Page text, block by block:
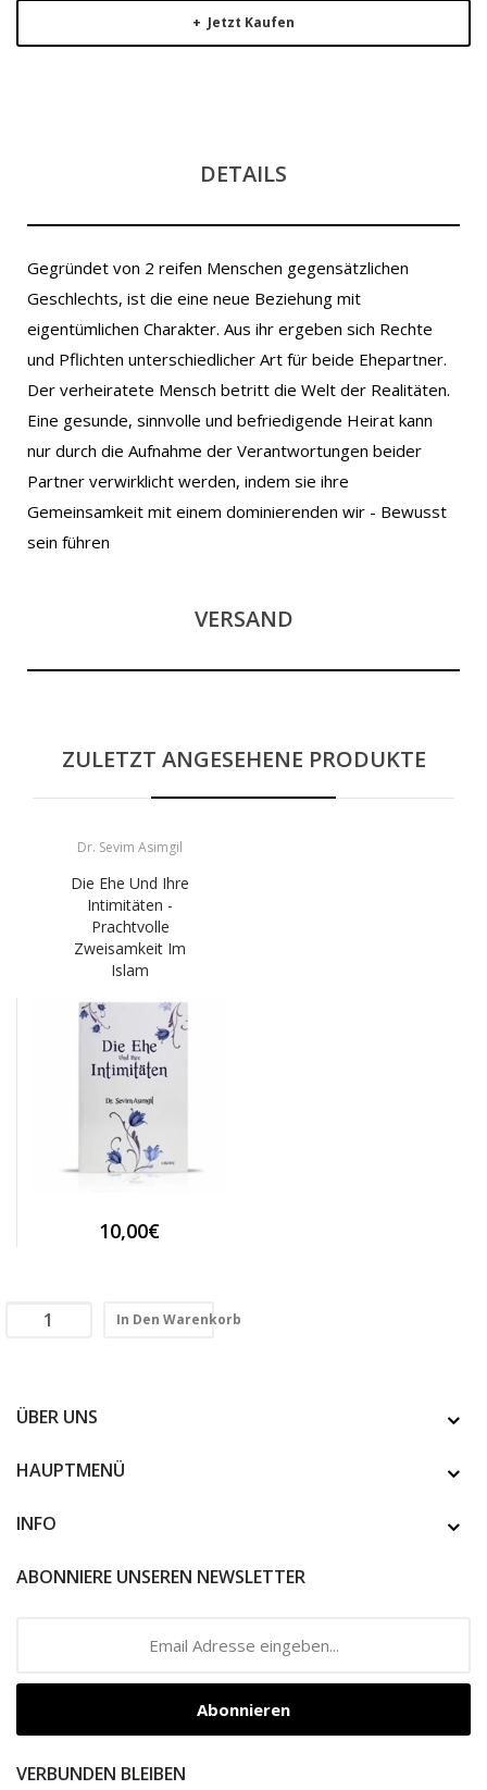
Jetzt Kaufen
DETAILS
Gegründet von 2 reifen Menschen gegensätzlichen
Geschlechts, ist die eine neue Beziehung mit
eigentümlichen Charakter. Aus ihr ergeben sich Rechte
und Pflichten unterschiedlicher Art für beide Ehepartner.
Der verheiratete Mensch betritt die Welt der Realitäten.
Eine gesunde, sinnvolle und befriedigende Heirat kann
nur durch die Aufnahme der Verantwortungen beider
Partner verwirklicht werden, indem sie ihre
Gemeinsamkeit mit einem dominierenden wir - Bewusst
sein führen
VERSAND
ZULETZT ANGESEHENE PRODUKTE
Dr. Sevim Asimgil
Die Ehe Und Ihre
Intimitäten -
Prachtvolle
Zweisamkeit Im
Islam
10,00€
In Den Warenkorb
ÜBER UNS
HAUPTMENÜ
INFO
ABONNIERE UNSEREN NEWSLETTER
Abonnieren
VERBUNDEN BLEIBEN